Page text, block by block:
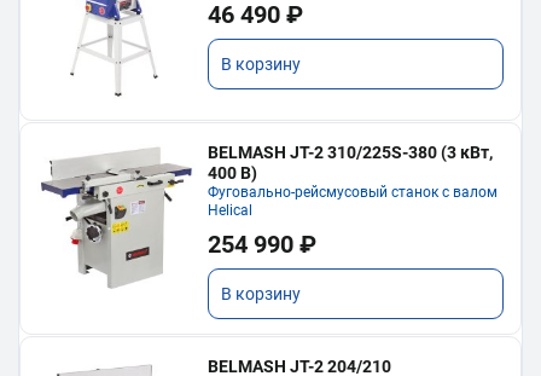
46 490 ₽
В корзину
BELMASH JT-2 310/225S-380 (3 кВт,
400 В)
Фуговально-рейсмусовый станок с валом
Helical
254 990 ₽
В корзину
BELMASH JT-2 204/210